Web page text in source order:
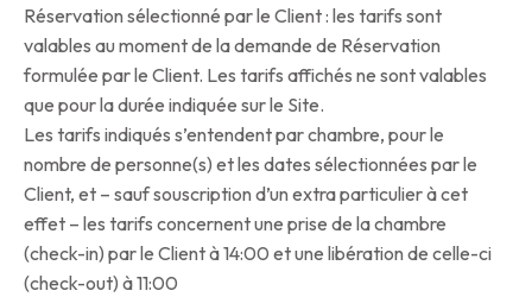
Réservation sélectionné par le Client : les tarifs sont
valables au moment de la demande de Réservation
formulée par le Client. Les tarifs affichés ne sont valables
que pour la durée indiquée sur le Site.
Les tarifs indiqués s’entendent par chambre, pour le
nombre de personne(s) et les dates sélectionnées par le
Client, et – sauf souscription d’un extra particulier à cet
effet – les tarifs concernent une prise de la chambre
(check-in) par le Client à 14:00 et une libération de celle-ci
(check-out) à 11:00